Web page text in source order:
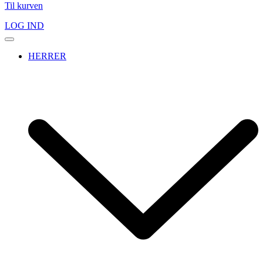
Til kurven
LOG IND
HERRER